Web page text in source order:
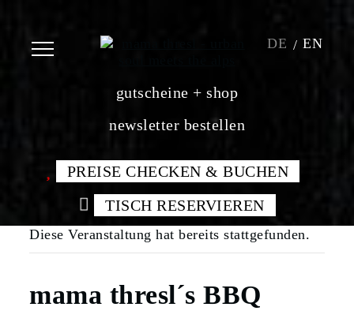
DE EN
gutscheine + shop
newsletter bestellen
PREISE CHECKEN & BUCHEN
TISCH RESERVIEREN
Diese Veranstaltung hat bereits stattgefunden.
mama thresl´s BBQ